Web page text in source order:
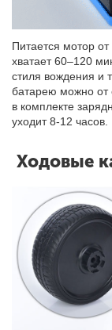
Питается мотор
хватает 60–120
стиля вождения и
батарею можно от
в комплекте
уходит 8-12 часов.
Ходовые